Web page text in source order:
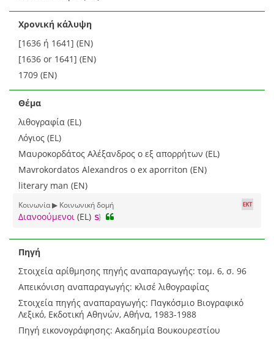
Χρονική κάλυψη
[1636 ή 1641] (EN)
[1636 or 1641] (EN)
1709 (EN)
Θέμα
λιθογραφία (EL)
Λόγιος (EL)
Μαυροκορδάτος Αλέξανδρος ο εξ απορρήτων (EL)
Mavrokordatos Alexandros o ex aporriton (EN)
literary man (EN)
Κοινωνία ▶ Κοινωνική δομή
Διανοούμενοι (EL)
Πηγή
Στοιχεία αρίθμησης πηγής αναπαραγωγής: τομ. 6, σ. 96
Απεικόνιση αναπαραγωγής: κλισέ λιθογραφίας
Στοιχεία πηγής αναπαραγωγής: Παγκόσμιο Βιογραφικό
Λεξικό, Εκδοτική Αθηνών, Αθήνα, 1983-1988
Πηγή εικονογράφησης: Ακαδημία Βουκουρεστίου